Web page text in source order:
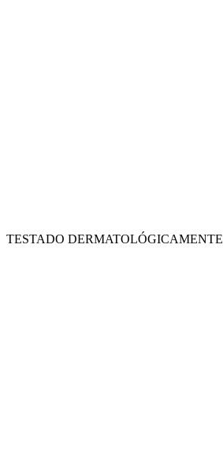
TESTADO DERMATOLÓGICAMENTE